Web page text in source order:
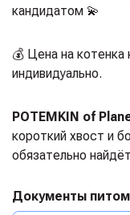
кандидатом 💫
💰 Цена на котенка
индивидуально.
POTEMKIN of
короткий хвост и
обязательно
Документы